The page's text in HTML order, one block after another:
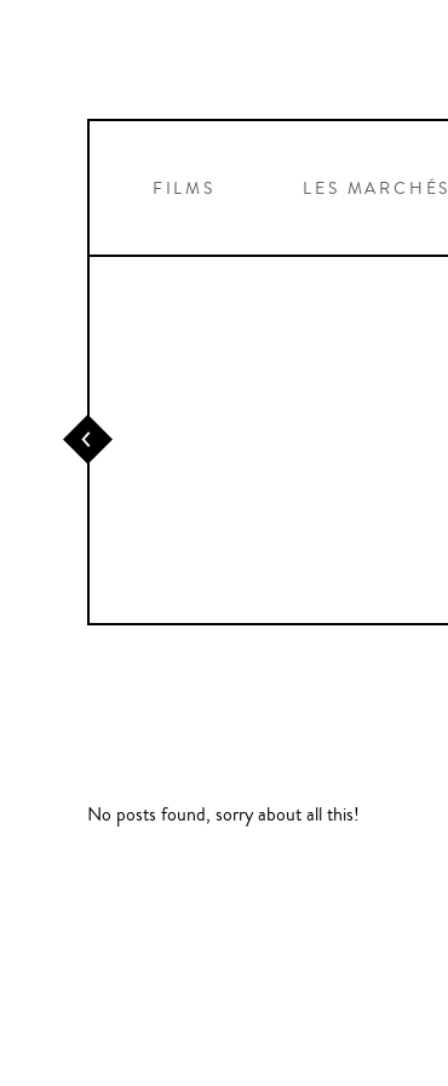
FILMS LES MARCHÉS
No posts found, sorry about all this!
Aventure